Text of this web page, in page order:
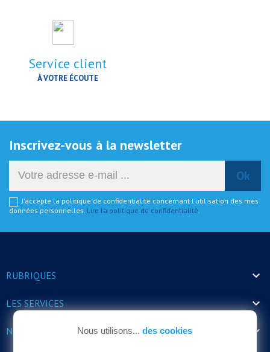
Service client
À VOTRE ÉCOUTE
Inscrivez-vous à la newsletter
J'accepte la politique de confidentialité concernant l'utilisation des mes
données personnelles. Lire la politique de confidentialité
RUBRIQUES 
LES SERVICES 
NOS HORAIRES 
Nous utilisons... des cookies